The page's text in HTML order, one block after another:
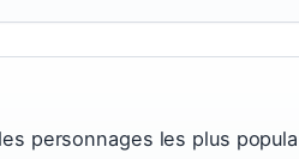
personnages les plus